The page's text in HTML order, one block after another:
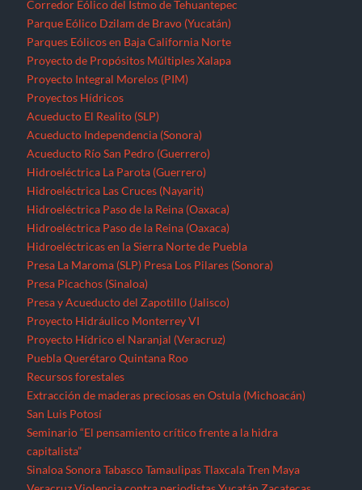
Corredor Eólico del Istmo de Tehuantepec
Parque Eólico Dzilam de Bravo (Yucatán)
Parques Eólicos en Baja California Norte
Proyecto de Propósitos Múltiples Xalapa
Proyecto Integral Morelos (PIM)
Proyectos Hídricos
Acueducto El Realito (SLP)
Acueducto Independencia (Sonora)
Acueducto Río San Pedro (Guerrero)
Hidroeléctrica La Parota (Guerrero)
Hidroeléctrica Las Cruces (Nayarit)
Hidroeléctrica Paso de la Reina (Oaxaca)
Hidroeléctrica Paso de la Reina (Oaxaca)
Hidroeléctricas en la Sierra Norte de Puebla
Presa La Maroma (SLP) Presa Los Pilares (Sonora)
Presa Picachos (Sinaloa)
Presa y Acueducto del Zapotillo (Jalisco)
Proyecto Hidráulico Monterrey VI
Proyecto Hídrico el Naranjal (Veracruz)
Puebla Querétaro Quintana Roo
Recursos forestales
Extracción de maderas preciosas en Ostula (Michoacán)
San Luis Potosí
Seminario “El pensamiento crítico frente a la hidra
capitalista”
Sinaloa Sonora Tabasco Tamaulipas Tlaxcala Tren Maya